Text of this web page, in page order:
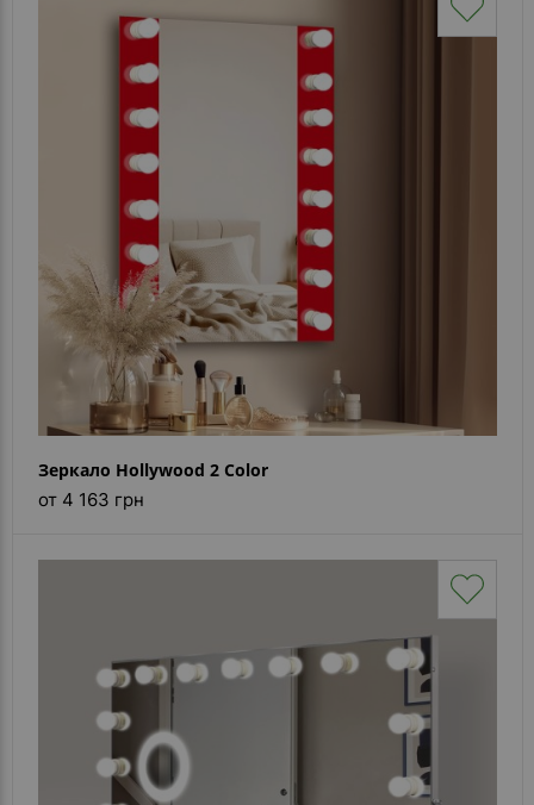
Зеркало Hollywood 2 Color
от 4 163 грн